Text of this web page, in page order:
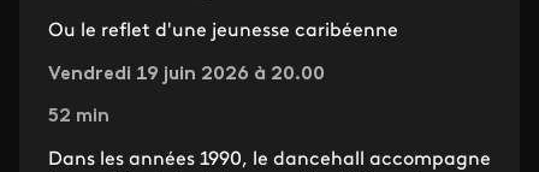
Ou le reflet d'une jeunesse caribéenne
Vendredi 19 juin 2026 à 20.00
52 min
Dans les années 1990, le dancehall accompagne